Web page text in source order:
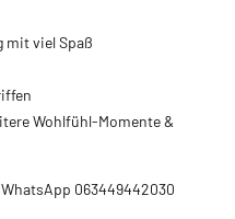
mit viel Spaß
Wohlfühl-Momente &
063449442030